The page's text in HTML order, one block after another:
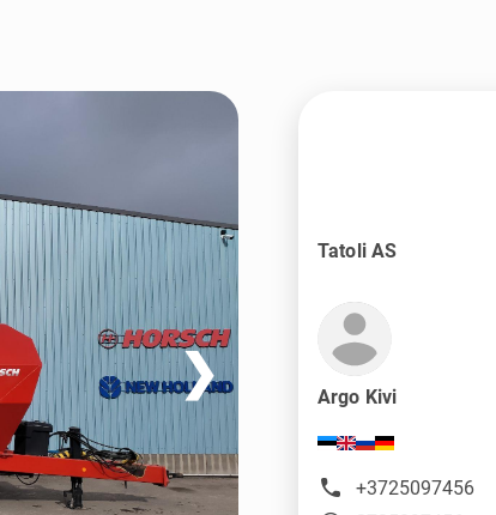
❯
Tatoli AS
Argo Kivi
+3725097456